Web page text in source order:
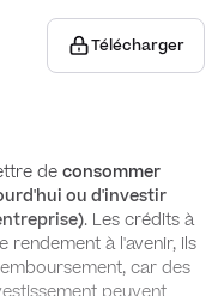
Télécharger
de consommer
ou d'investir
. Les crédits à
rendement à l'avenir, ils
car des